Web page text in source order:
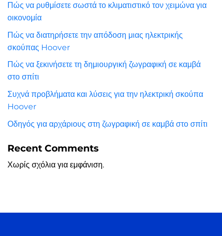
Πώς να ρυθμίσετε σωστά το κλιματιστικό τον χειμώνα για
οικονομία
Πώς να διατηρήσετε την απόδοση μιας ηλεκτρικής
σκούπας Hoover
Πώς να ξεκινήσετε τη δημιουργική ζωγραφική σε καμβά
στο σπίτι
Συχνά προβλήματα και λύσεις για την ηλεκτρική σκούπα
Hoover
Οδηγός για αρχάριους στη ζωγραφική σε καμβά στο σπίτι
Recent Comments
Χωρίς σχόλια για εμφάνιση.